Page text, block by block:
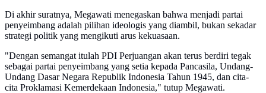
Di akhir suratnya, Megawati menegaskan bahwa menjadi partai
penyeimbang adalah pilihan ideologis yang diambil, bukan sekadar
strategi politik yang mengikuti arus kekuasaan.
"Dengan semangat itulah PDI Perjuangan akan terus berdiri tegak
sebagai partai penyeimbang yang setia kepada Pancasila, Undang-
Undang Dasar Negara Republik Indonesia Tahun 1945, dan cita-
cita Proklamasi Kemerdekaan Indonesia," tutup Megawati.